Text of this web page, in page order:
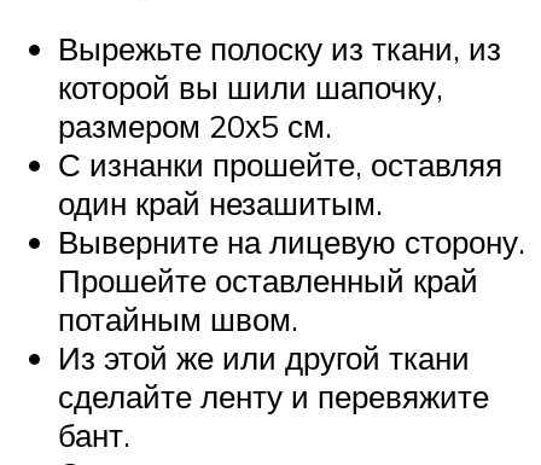
Вырежьте полоску из ткани, из
которой вы шили шапочку,
размером 20х5 см.
С изнанки прошейте, оставляя
один край незашитым.
Выверните на лицевую сторону.
Прошейте оставленный край
потайным швом.
Из этой же или другой ткани
сделайте ленту и перевяжите
бант.